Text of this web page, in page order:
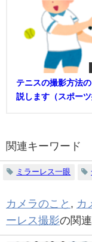
テニスの撮影方法
説します（スポーツ
関連キーワード
ミラーレス一眼
カメラのこと , カ
ーレス撮影の関